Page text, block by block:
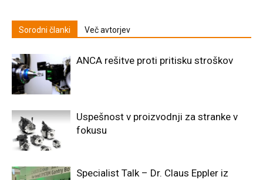
Sorodni članki Več avtorjev
ANCA rešitve proti pritisku stroškov
Uspešnost v proizvodnji za stranke v
fokusu
Specialist Talk – Dr. Claus Eppler iz